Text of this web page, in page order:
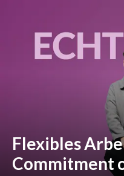
Flexibles
Commitment